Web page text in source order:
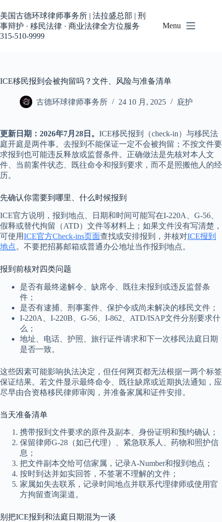
过
内
容
美国古德环球律师事务所 | 法拉盛总部 | 刑
事辩护 · 移民法律 · 商业法律全方位服务
315-510-9999
Menu
ICE移民报到会被拘留吗？文件、风险与准备清单
古德环球律师事务所 24 10 月, 2025 庇护
更新日期：2026年7月28日。 ICE移民报到（check-in）与移民法
庭开庭是两件事。去报到不能保证一定不会被拘留；不按文件要
求报到也可能违反释放或监督条件。正确做法是先核对本人文
件、当前案件状态、既往命令和报到要求，而不是照搬他人的经
历。
先确认你需要到哪里、什么时候报到
ICE官方说明，报到地点、日期和时间可能写在I-220A、G-56、
假释或替代拘留（ATD）文件等材料上；如果文件没有写清楚，
可使用ICE官方Check-ins页面查找或安排报到，并核对ICE报到
地点。不要把招募邮箱或普通办公地址当作报到地点。
报到前核对四类问题
是否有最终递解令、缺席令、既往未报到或违反监督条
件；
是否有逮捕、刑事案件、保护令或尚未解决的移民文件；
I-220A、I-220B、G-56、I-862、ATD/ISAP文件分别要求什
么；
地址、电话、护照、旅行证件请求和下一次移民法庭日期
是否一致。
这些因素可能影响执法决定，但任何网页都无法根据一两个标签
保证结果。若文件显示最终命令、既往缺席或近期执法通知，应
尽早由合资格移民律师审阅，并准备家属和证件安排。
当天准备清单
携带报到文件要求的原件及副本、身份证明和预约确认；
保留律师G-28（如已代理）、紧急联系人、药物和照护信
息；
把文件副本交给可信家属，记录A-Number和报到地点；
按时到达并如实回答，不签署不理解的文件；
家属如失去联系，记录时间地点并联系代理律师或使用官
方拘留查询渠道。
别把ICE报到和法庭日期混为一谈